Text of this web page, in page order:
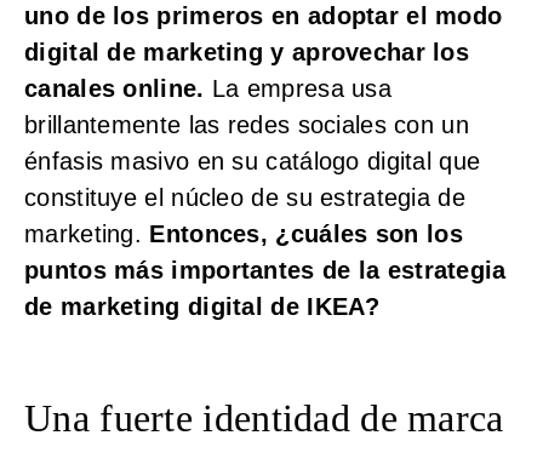
uno de los primeros en adoptar el modo
digital de marketing y aprovechar los
canales online. La empresa usa
brillantemente las redes sociales con un
énfasis masivo en su catálogo digital que
constituye el núcleo de su estrategia de
marketing. Entonces, ¿cuáles son los
puntos más importantes de la estrategia
de marketing digital de IKEA?
Una fuerte identidad de marca